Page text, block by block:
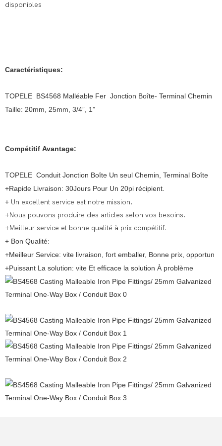
disponibles
Caractéristiques:
TOPELE BS4568 Malléable Fer Jonction Boîte- Terminal Chemin
Taille: 20mm, 25mm, 3/4”, 1”
Compétitif Avantage:
TOPELE Conduit Jonction Boîte Un seul Chemin, Terminal Boîte
+Rapide Livraison: 30Jours Pour Un 20pi récipient.
+ Un excellent service est notre mission.
+Nous pouvons produire des articles selon vos besoins.
+Meilleur service et bonne qualité à prix compétitif.
+ Bon Qualité:
+Meilleur Service: vite livraison, fort emballer, Bonne prix, opportun
+Puissant La solution: vite Et efficace la solution À problème